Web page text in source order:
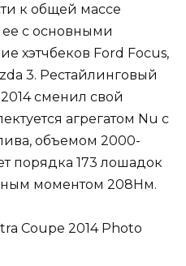
к общей массе
с основными
хэтчбеков Ford Focus,
3. Рестайлинговый
сменил свой
агрегатом Nu с
объемом 2000-
порядка 173 лошадок
моментом 208Нм.